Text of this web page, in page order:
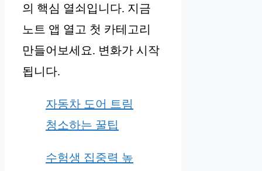
의 핵심 열쇠입니다. 지금
노트 앱 열고 첫 카테고리
만들어보세요. 변화가 시작
됩니다.
자동차 도어 트림
청소하는 꿀팁
수험생 집중력 높